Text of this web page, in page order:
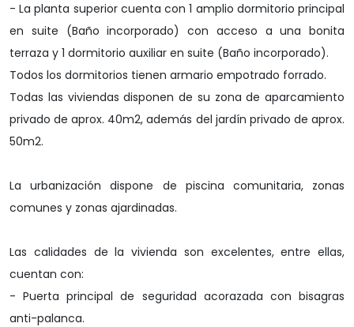
- La planta superior cuenta con 1 amplio dormitorio principal
en suite (Baño incorporado) con acceso a una bonita
terraza y 1 dormitorio auxiliar en suite (Baño incorporado).
Todos los dormitorios tienen armario empotrado forrado.
Todas las viviendas disponen de su zona de aparcamiento
privado de aprox. 40m2, además del jardín privado de aprox.
50m2.
La urbanización dispone de piscina comunitaria, zonas
comunes y zonas ajardinadas.
Las calidades de la vivienda son excelentes, entre ellas,
cuentan con:
- Puerta principal de seguridad acorazada con bisagras
anti-palanca.